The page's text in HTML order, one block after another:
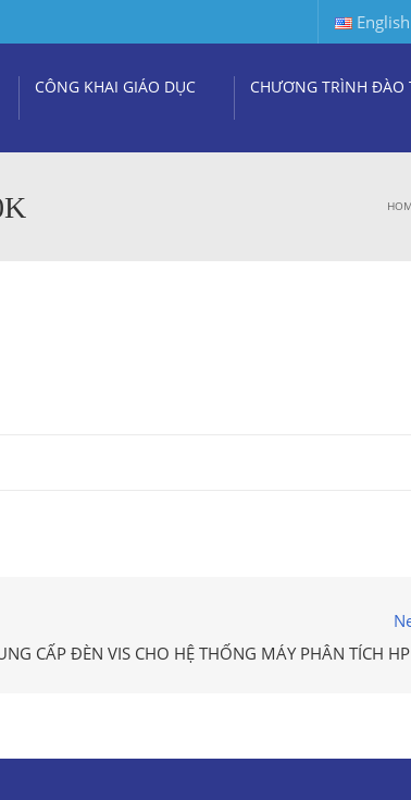
English
CÔNG KHAI GIÁO DỤC CHƯƠNG TRÌNH ĐÀO
CẤP ĐÈN VIS CHO HỆ THỐNG MÁY PHÂN TÍCH